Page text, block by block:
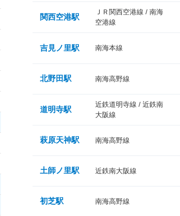
関西空港駅
ＪＲ関西空港線 / 南海
空港線
吉見ノ里駅 南海本線
北野田駅 南海高野線
道明寺駅
近鉄道明寺線 / 近鉄南
大阪線
萩原天神駅 南海高野線
土師ノ里駅 近鉄南大阪線
初芝駅 南海高野線